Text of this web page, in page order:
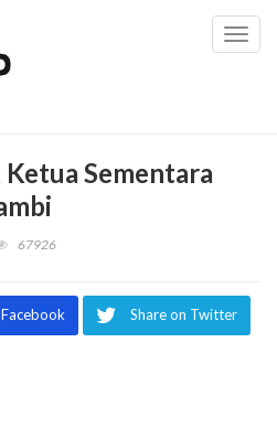
Sementara
67926
Share on Twitter